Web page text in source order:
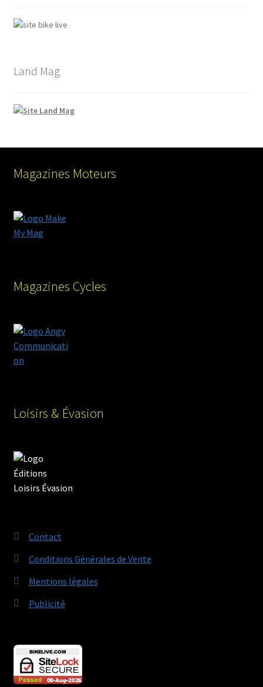
Land Mag
Magazines Moteurs
Magazines Cycles
Loisirs & Évasion
Contact
Conditions Générales de Vente
Mentions légales
Publicité